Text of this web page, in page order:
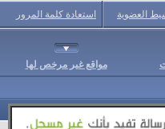
العضوية استعادة كلمة المرور
مواقع غير مرخص لها